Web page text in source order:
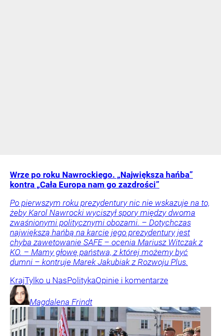
Wrze po roku Nawrockiego. „Największa hańba”
kontra „Cała Europa nam go zazdrości”
Po pierwszym roku prezydentury nic nie wskazuje na to,
żeby Karol Nawrocki wyciszył spory między dwoma
zwaśnionymi politycznymi obozami. – Dotychczas
największą hańbą na karcie jego prezydentury jest
chyba zawetowanie SAFE – ocenia Mariusz Witczak z
KO. – Mamy głowę państwa, z której możemy być
dumni – kontruje Marek Jakubiak z Rozwoju Plus.
KrajTylko u NasPolitykaOpinie i komentarze
Magdalena Frindt